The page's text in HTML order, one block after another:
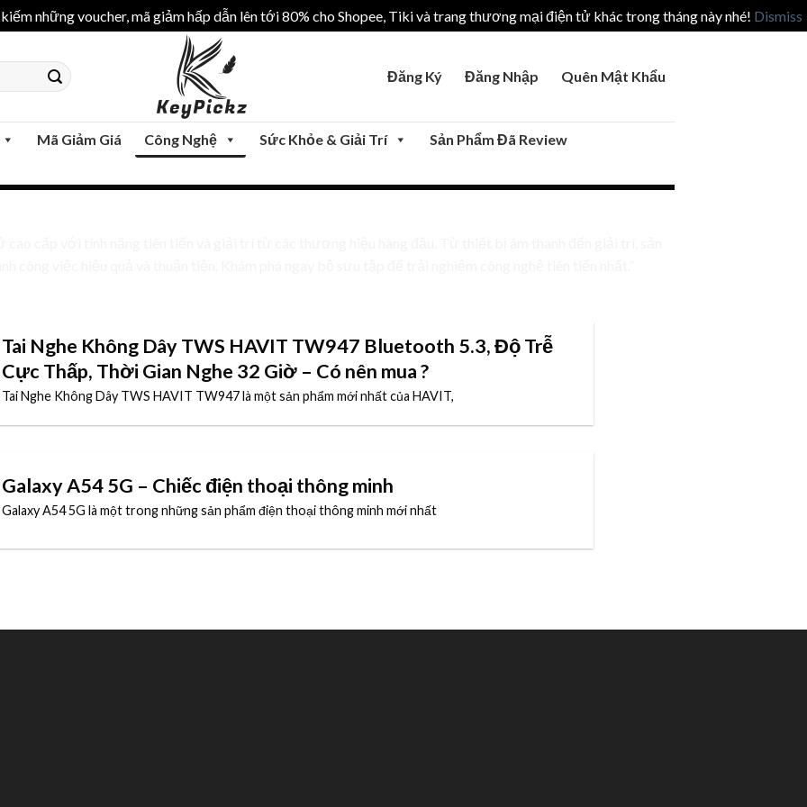
những voucher, mã giảm hấp dẫn lên tới 80% cho Shopee, Tiki và trang thương mại điện tử khác trong tháng này nhé! Dismiss
Đăng Ký Đăng Nhập Quên Mật Khẩu
Mã Giảm Giá Công Nghệ Sức Khỏe & Giải Trí Sản Phẩm Đã Review
Tai Nghe Không Dây TWS HAVIT TW947 Bluetooth 5.3, Độ Trễ
Cực Thấp, Thời Gian Nghe 32 Giờ – Có nên mua ?
Tai Nghe Không Dây TWS HAVIT TW947 là một sản phẩm mới nhất của HAVIT,
Galaxy A54 5G – Chiếc điện thoại thông minh
Galaxy A54 5G là một trong những sản phẩm điện thoại thông minh mới nhất